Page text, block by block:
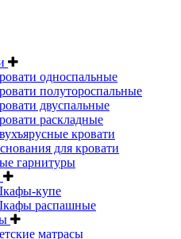
односпальные
полутороспальные
двуспальные
раскладные
кровати
для кровати
гарнитуры
купе
распашные
матрасы